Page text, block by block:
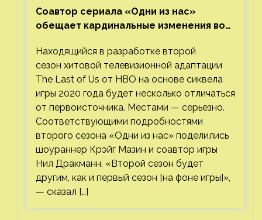
Соавтор сериала «Одни из нас»
обещает кардинальные изменения во
Находящийся в разработке второй
сезон хитовой телевизионной адаптации
The Last of Us от HBO на основе сиквела
игры 2020 года будет несколько отличаться
от первоисточника. Местами — серьезно.
Соответствующими подробностями
второго сезона «Одни из нас» поделились
шоураннер Крэйг Мазин и соавтор игры
Нил Дракманн. «Второй сезон будет
другим, как и первый сезон [на фоне игры]»,
— сказал […]